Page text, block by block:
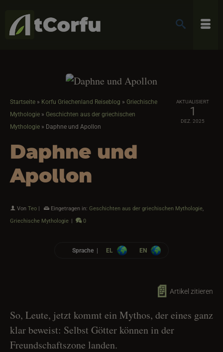
AKTUALISIERT
1
DEZ. 2025
Startseite » Korfu Griechenland Reiseblog » Griechische
Mythologie » Geschichten aus der griechischen
Mythologie » Daphne und Apollon
Daphne und
Apollon
Von Teo | Eingetragen in: Geschichten aus der griechischen Mythologie,
Griechische Mythologie | 0
Sprache | EL EN
📄 Artikel zitieren
So, Leute, jetzt kommt ein Mythos, der eines ganz
klar beweist: Selbst Götter können in der
Freundschaftszone landen.